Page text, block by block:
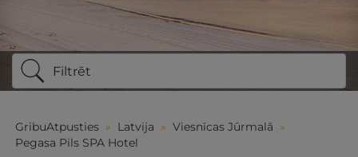
Filtrēt
GribuAtpusties » Latvija » Viesnīcas Jūrmalā »
Pegasa Pils SPA Hotel